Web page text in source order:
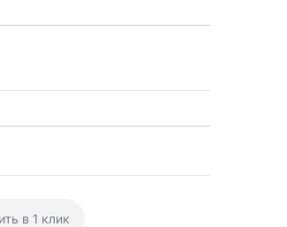
Vent Coyote quantity
в 1 клик